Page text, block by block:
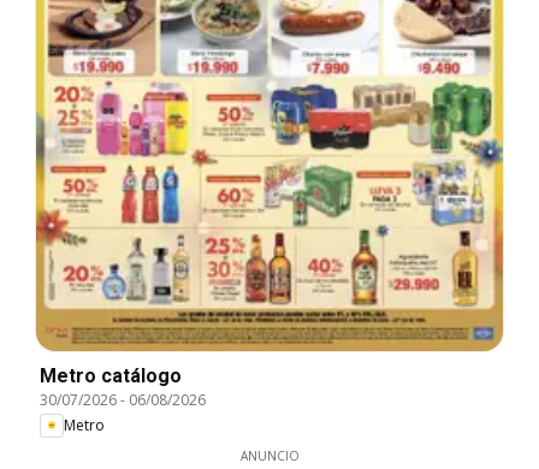
Metro catálogo
30/07/2026- 06/08/2026
Metro
ANUNCIO